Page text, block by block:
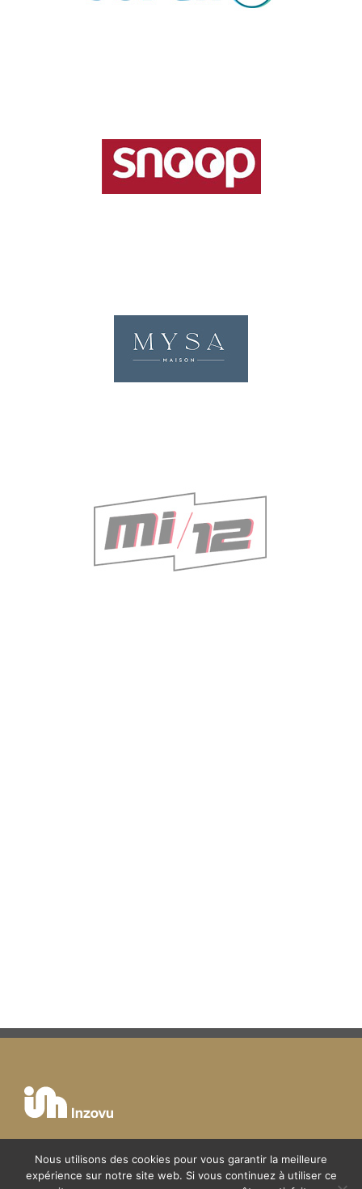
Nous utilisons des cookies pour vous garantir la meilleure
expérience sur notre site web. Si vous continuez à utiliser ce